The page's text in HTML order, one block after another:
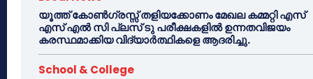
യൂത്ത് കോൺഗ്രസ്സ് തളിയക്കോണം മേഖല കമ്മറ്റി എസ്
എസ് എൽ സി പ്ലസ് ടു പരീക്ഷകളിൽ ഉന്നതവിജയം
കരസ്ഥമാക്കിയ വിദ്യാർത്ഥികളെ ആദരിച്ചു.
School & College